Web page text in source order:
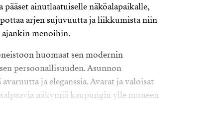
pääset ainutlaatuiselle näköalapaikalle,
arjen sujuvuutta ja liikkumista niin
menoihin.
huomaat sen modernin
persoonallisuuden. Asunnon
ja eleganssia. Avarat ja valoisat
näkymiä kaupungin ylle moneen